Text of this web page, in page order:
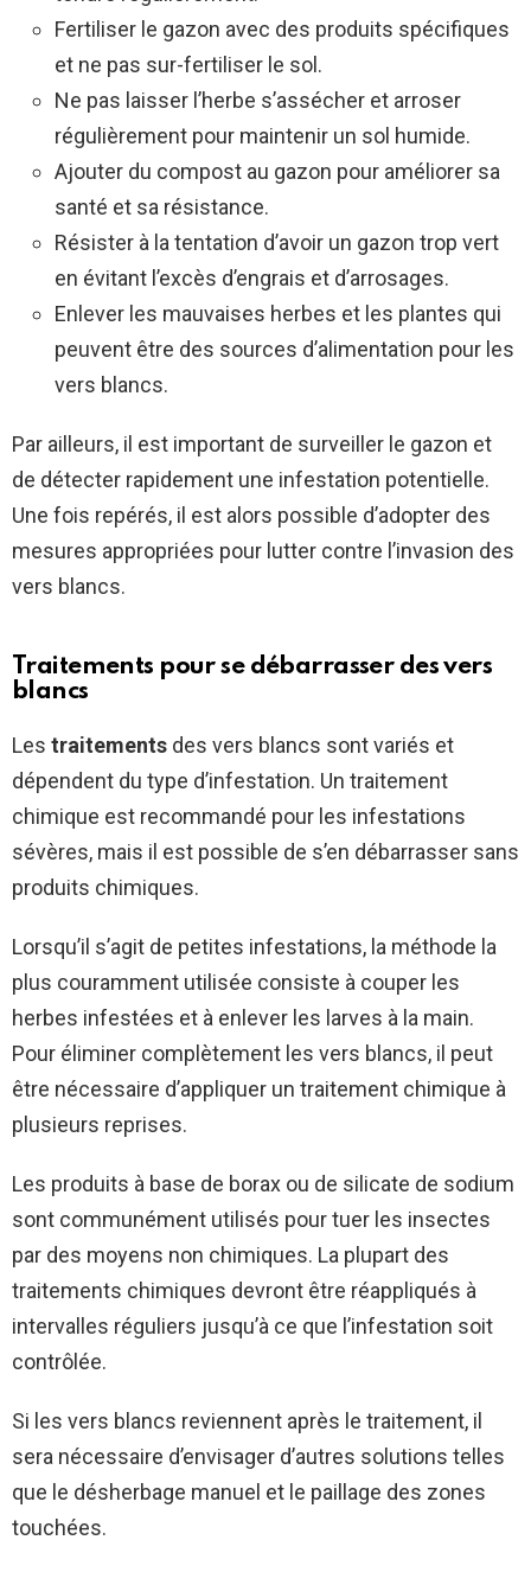
Fertiliser le gazon avec des produits spécifiques
et ne pas sur-fertiliser le sol.
Ne pas laisser l’herbe s’assécher et arroser
régulièrement pour maintenir un sol humide.
Ajouter du compost au gazon pour améliorer sa
santé et sa résistance.
Résister à la tentation d’avoir un gazon trop vert
en évitant l’excès d’engrais et d’arrosages.
Enlever les mauvaises herbes et les plantes qui
peuvent être des sources d’alimentation pour les
vers blancs.
Par ailleurs, il est important de surveiller le gazon et
de détecter rapidement une infestation potentielle.
Une fois repérés, il est alors possible d’adopter des
mesures appropriées pour lutter contre l’invasion des
vers blancs.
Traitements pour se débarrasser des vers
blancs
Les traitements des vers blancs sont variés et
dépendent du type d’infestation. Un traitement
chimique est recommandé pour les infestations
sévères, mais il est possible de s’en débarrasser sans
produits chimiques.
Lorsqu’il s’agit de petites infestations, la méthode la
plus couramment utilisée consiste à couper les
herbes infestées et à enlever les larves à la main.
Pour éliminer complètement les vers blancs, il peut
être nécessaire d’appliquer un traitement chimique à
plusieurs reprises.
Les produits à base de borax ou de silicate de sodium
sont communément utilisés pour tuer les insectes
par des moyens non chimiques. La plupart des
traitements chimiques devront être réappliqués à
intervalles réguliers jusqu’à ce que l’infestation soit
contrôlée.
Si les vers blancs reviennent après le traitement, il
sera nécessaire d’envisager d’autres solutions telles
que le désherbage manuel et le paillage des zones
touchées.